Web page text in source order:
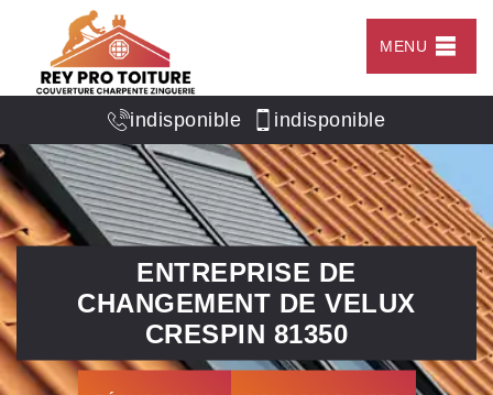
MENU
indisponible indisponible
ENTREPRISE DE
CHANGEMENT DE VELUX
CRESPIN 81350